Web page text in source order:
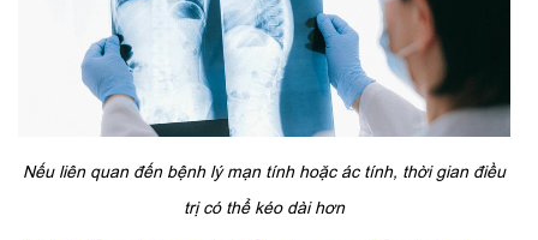
Nếu liên quan đến bệnh lý mạn tính hoặc ác tính, thời gian điều
trị có thể kéo dài hơn